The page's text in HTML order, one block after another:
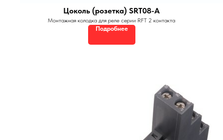
Цоколь (розетка) SRT08-A
Монтажная колодка для реле серии RFT 2 контакта
Подробнее